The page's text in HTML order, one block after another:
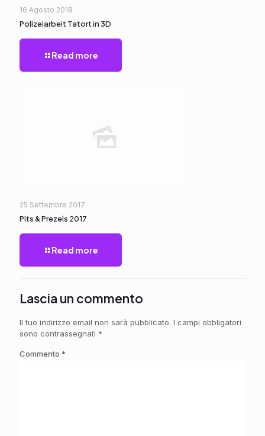
16 Agosto 2018
Polizeiarbeit Tatort in 3D
Read more
25 Settembre 2017
Pits & Prezels 2017
Read more
Lascia un commento
Il tuo indirizzo email non sarà pubblicato. I campi obbligatori
sono contrassegnati *
Commento *